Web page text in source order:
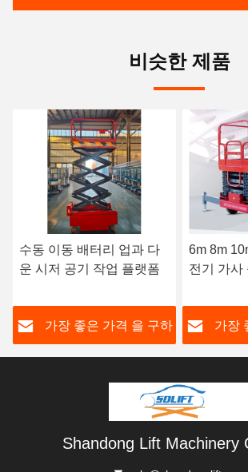
비슷한 제품
수동 이동 배터리 업과 다
운 시저 공기 작업 플랫폼
가장 좋은 가격 을 구하
6m 8m
전기 가사
가장
Shandong Lift Machinery